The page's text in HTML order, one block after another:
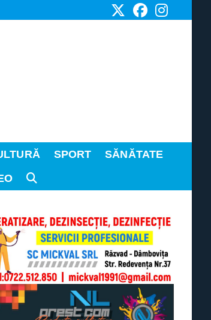
SPORT
SĂNĂTATE
TOGGLE
SEARCH